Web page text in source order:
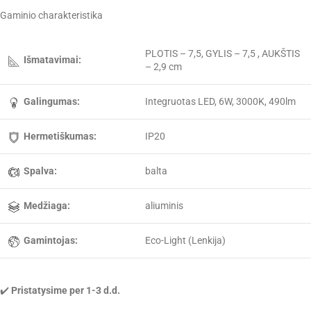
Gaminio charakteristika
Išmatavimai:
PLOTIS – 7,5, GYLIS – 7,5 , AUKŠTIS
– 2,9 cm
Galingumas: Integruotas LED, 6W, 3000K, 490lm
Hermetiškumas: IP20
Spalva: balta
Medžiaga: aliuminis
Gamintojas: Eco-Light (Lenkija)
✔️ Pristatysime per 1-3 d.d.